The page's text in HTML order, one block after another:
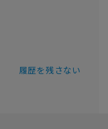
履歴を残さない